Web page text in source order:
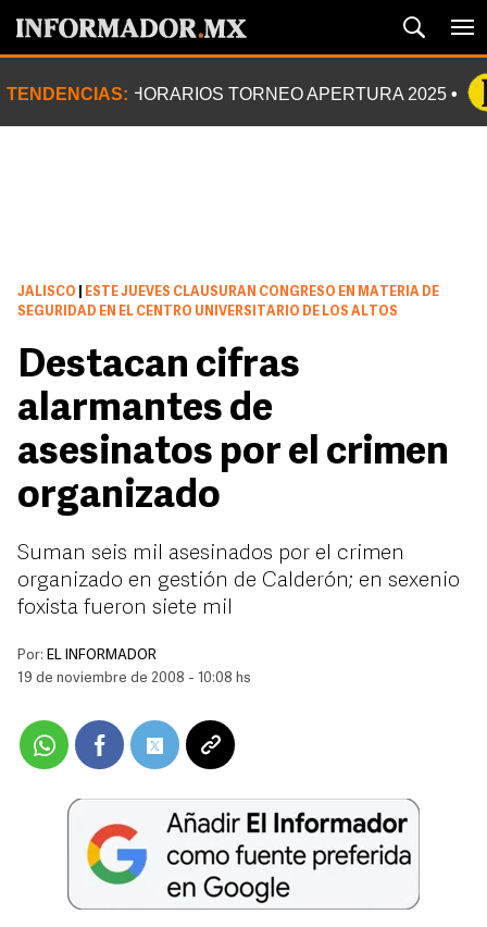
TENDENCIAS: HORARIOS TORNEO APERTURA 2025
JALISCO
ESTE JUEVES CLAUSURAN CONGRESO EN MATERIA DE
SEGURIDAD EN EL CENTRO UNIVERSITARIO DE LOS ALTOS
Destacan cifras
alarmantes de
asesinatos por el crimen
organizado
Suman seis mil asesinados por el crimen
organizado en gestión de Calderón; en sexenio
foxista fueron siete mil
Por: EL INFORMADOR
19 de noviembre de 2008 - 10:08 hs